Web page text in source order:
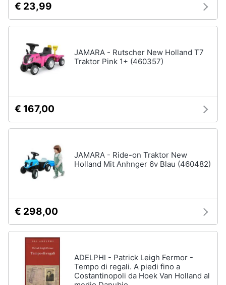
€ 23,99
JAMARA - Rutscher New Holland T7
Traktor Pink 1+ (460357)
€ 167,00
JAMARA - Ride-on Traktor New
Holland Mit Anhnger 6v Blau (460482)
€ 298,00
ADELPHI - Patrick Leigh Fermor -
Tempo di regali. A piedi fino a
Costantinopoli da Hoek Van Holland al